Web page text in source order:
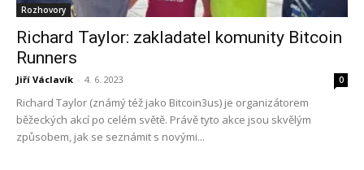
Rozhovory
Richard Taylor: zakladatel komunity Bitcoin
Runners
Jiří Václavík - 4. 6. 2023 0
Richard Taylor (známý též jako Bitcoin3us) je organizátorem
běžeckých akcí po celém světě. Právě tyto akce jsou skvělým
způsobem, jak se seznámit s novými...